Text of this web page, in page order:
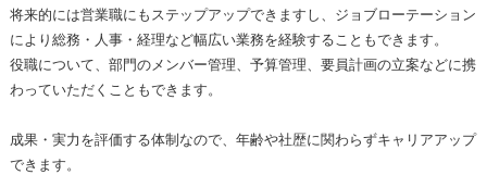
将来的には営業職にもステップアップできますし、ジョブローテーション
により総務・人事・経理など幅広い業務を経験することもできます。
役職について、部門のメンバー管理、予算管理、要員計画の立案などに携
わっていただくこともできます。
成果・実力を評価する体制なので、年齢や社歴に関わらずキャリアアップ
できます。